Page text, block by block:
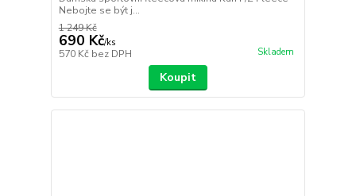
Nebojte se být j...
1 249 Kč
690 Kč/ks
570 Kč bez DPH Skladem
Koupit